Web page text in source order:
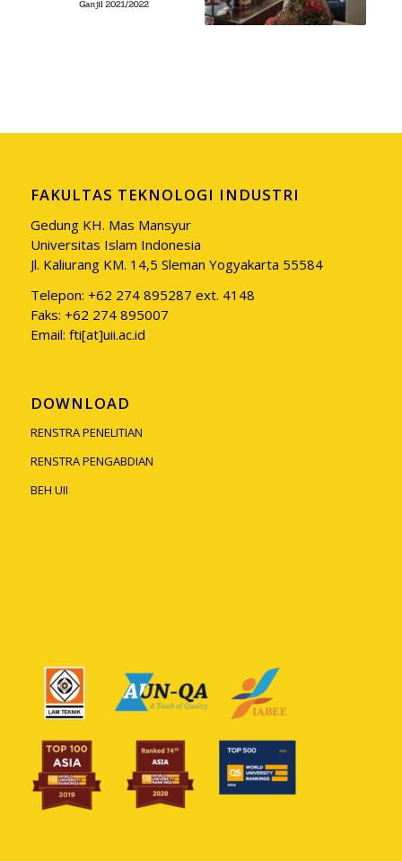
FAKULTAS TEKNOLOGI INDUSTRI
Gedung KH. Mas Mansyur
Universitas Islam Indonesia
Jl. Kaliurang KM. 14,5 Sleman Yogyakarta 55584
Telepon: +62 274 895287 ext. 4148
Faks: +62 274 895007
Email: fti[at]uii.ac.id
DOWNLOAD
RENSTRA PENELITIAN
RENSTRA PENGABDIAN
BEH UII